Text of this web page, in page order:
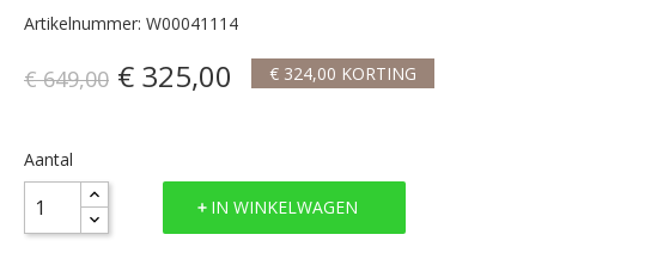
Artikelnummer: W00041114
€ 649,00 € 325,00 € 324,00 KORTING
Aantal
IN WINKELWAGEN